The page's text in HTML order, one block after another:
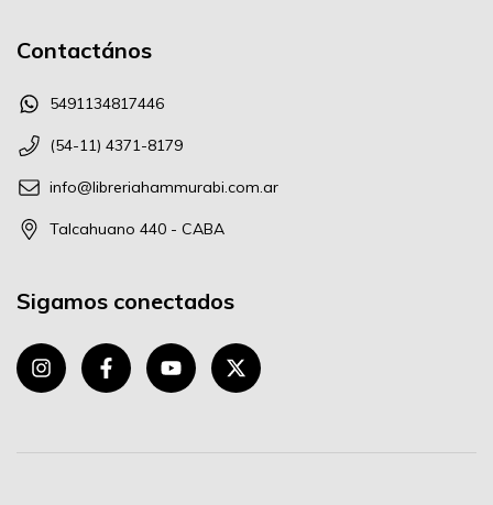
Contactános
5491134817446
(54-11) 4371-8179
info@libreriahammurabi.com.ar
Talcahuano 440 - CABA
Sigamos conectados